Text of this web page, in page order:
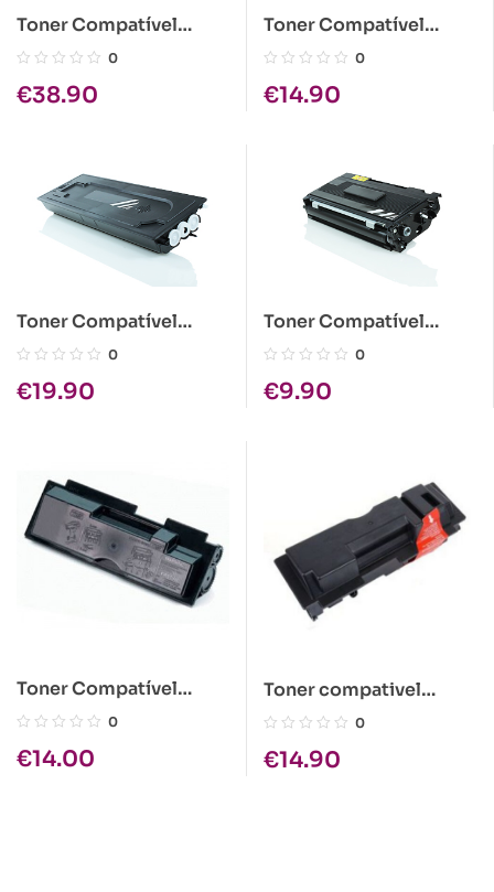
Toner Compatível
Kyocera TK-715 Preto
0
€38.90
Toner Compatível
Brother TN-4100
0
€14.90
Toner Compatível
Kyocera TK-410 Preto
0
€19.90
Toner Compatível
Brother TN-2000 Preto
0
€9.90
Toner Compatível
Kyocera TK-17 1x245gr
0
€14.00
Toner compativel
Kyocera TK-340
0
€14.90